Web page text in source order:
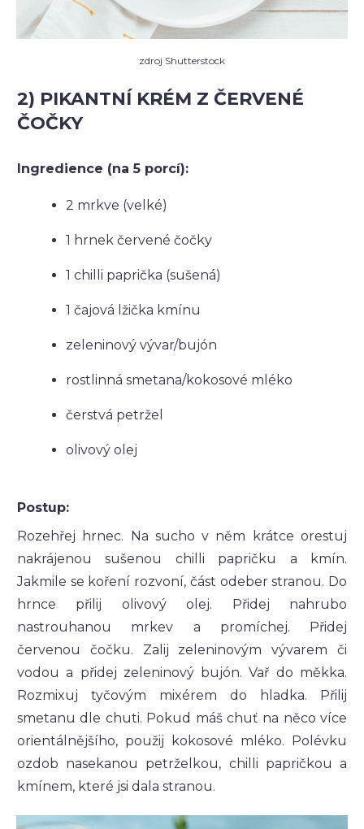
zdroj Shutterstock
2) PIKANTNÍ KRÉM Z ČERVENÉ
ČOČKY
Ingredience (na 5 porcí):
2 mrkve (velké)
1 hrnek červené čočky
1 chilli paprička (sušená)
1 čajová lžička kmínu
zeleninový vývar/bujón
rostlinná smetana/kokosové mléko
čerstvá petržel
olivový olej
Postup:
Rozehřej hrnec. Na sucho v něm krátce orestuj
nakrájenou sušenou chilli papričku a kmín.
Jakmile se koření rozvoní, část odeber stranou. Do
hrnce přilij olivový olej. Přidej nahrubo
nastrouhanou mrkev a promíchej. Přidej
červenou čočku. Zalij zeleninovým vývarem či
vodou a přidej zeleninový bujón. Vař do měkka.
Rozmixuj tyčovým mixérem do hladka. Přilij
smetanu dle chuti. Pokud máš chuť na něco více
orientálnějšího, použij kokosové mléko. Polévku
ozdob nasekanou petrželkou, chilli papričkou a
kmínem, které jsi dala stranou.